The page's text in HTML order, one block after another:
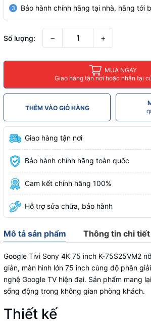
3 Bảo hành chính hãng tại nhà, hãng tới
Số lượng: − +
MUA NGAY
Giao hàng tận nơi hoặc nhận tại
THÊM VÀO GIỎ HÀNG
Giao hàng tận nơi
Bảo hành chính hãng toàn quốc
Cam kết chính hãng 100%
Hỗ trợ sửa chữa, bảo hành
Mô tả sản phẩm Thông tin chi tiết
Google Tivi Sony 4K 75 inch K-75S25VM2
giản, màn hình lớn 75 inch cùng độ phân
nghệ Google TV hiện đại. Sản phẩm mang
sống động trong không gian phòng khách.
Thiết kế